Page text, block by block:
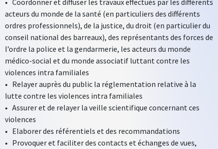
• Coordonner et diffuser les travaux effectués par les différents
acteurs du monde de la santé (en particuliers des différents
ordres professionnels), de la justice, du droit (en particulier du
conseil national des barreaux), des représentants des forces de
l’ordre la police et la gendarmerie, les acteurs du monde
médico-social et du monde associatif luttant contre les
violences intra familiales
• Relayer auprès du public la réglementation relative à la
lutte contre les violences intra familiales
• Assurer et de relayer la veille scientifique concernant ces
violences
• Elaborer des référentiels et des recommandations
• Provoquer et faciliter des contacts et échanges de vues,